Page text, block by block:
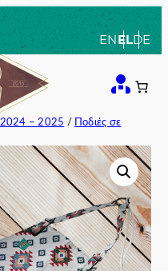
ENELDE
2024 – 2025 / Ποδιές σε